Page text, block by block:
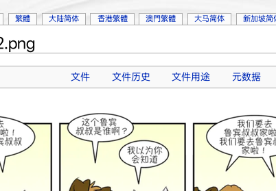
文件 文件历史 文件用途 元数据
繁體 大陆简体 香港繁體 澳門繁體 大马简体 新加坡简